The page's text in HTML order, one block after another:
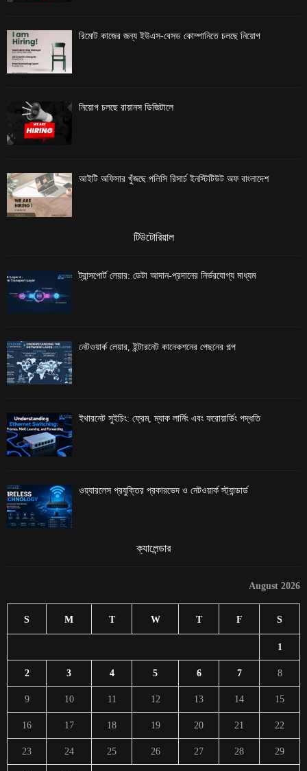
রিমোট কাজের জন্য ইউএস-বেসড কোম্পানিতে চলছে নিয়োগ
নিয়োগ চলছে রায়ানস ডিজিটালে
আইটি অফিসার খুঁজছে পলিসি রিসার্চ ইনস্টিটিউট অফ বাংলাদেশ
টিউটোরিয়াল
ট্রান্সপোর্ট লেয়ার: ডেটা আদান-প্রদানের নির্ভরযোগ্য মাধ্যম
নেটওয়ার্ক লেয়ার, ইন্টারনেট কানেকশনের পেছনের গল্প
ইথারনেট সুইচিং: ফ্রেম, ম্যাক লার্নিং এবং ফরোয়ার্ডিং পদ্ধতি
ওয়্যারলেস প্রযুক্তির প্রকারভেদ ও নেটওয়ার্ক স্ট্যান্ডার্ড
ক্যালেন্ডার
August 2026
S M T W T F S
1
2 3 4 5 6 7 8
9 10 11 12 13 14 15
16 17 18 19 20 21 22
23 24 25 26 27 28 29